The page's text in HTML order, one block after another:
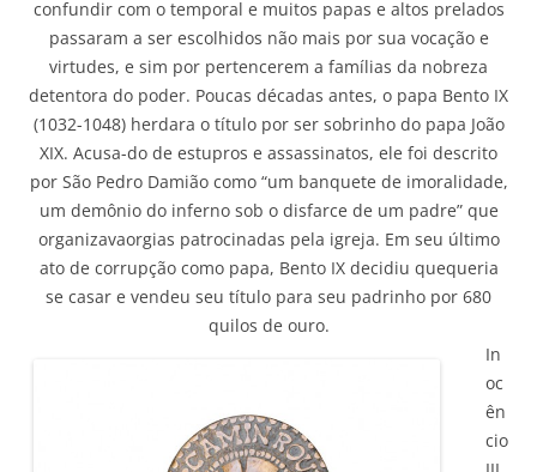
confundir com o temporal e muitos papas e altos prelados
passaram a ser escolhidos não mais por sua vocação e
virtudes, e sim por pertencerem a famílias da nobreza
detentora do poder. Poucas décadas antes, o papa Bento IX
(1032-1048) herdara o título por ser sobrinho do papa João
XIX. Acusa-do de estupros e assassinatos, ele foi descrito
por São Pedro Damião como “um banquete de imoralidade,
um demônio do inferno sob o disfarce de um padre” que
organizavaorgias patrocinadas pela igreja. Em seu último
ato de corrupção como papa, Bento IX decidiu quequeria
se casar e vendeu seu título para seu padrinho por 680
quilos de ouro.
In
oc
ên
cio